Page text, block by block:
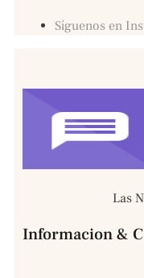
Síguenos en
Las
Informacion &